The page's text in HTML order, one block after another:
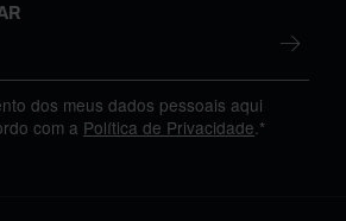
dos meus dados pessoais aqui
com a Política de Privacidade .*